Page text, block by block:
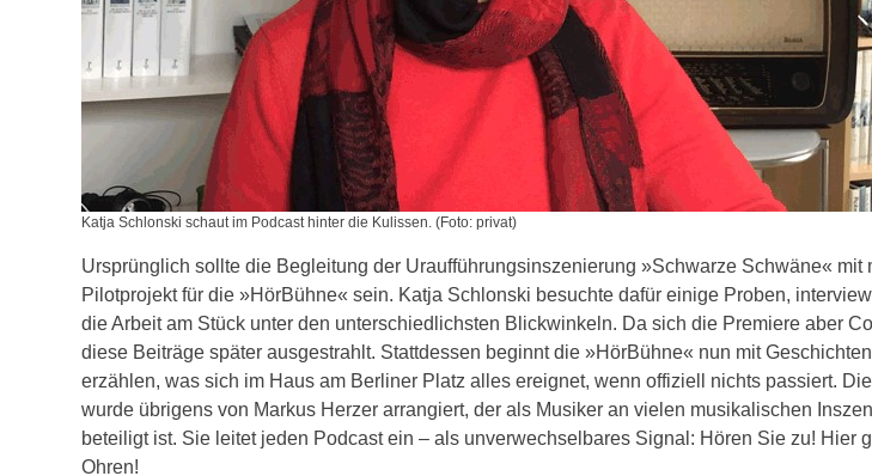
Katja Schlonski schaut im Podcast hinter die Kulissen. (Foto: privat)
Ursprünglich sollte die Begleitung der Uraufführungsinszenierung »Schwarze Schwäne« mit
Pilotprojekt für die »HörBühne« sein. Katja Schlonski besuchte dafür einige Proben,
die Arbeit am Stück unter den unterschiedlichsten Blickwinkeln. Da sich die Premiere aber
diese Beiträge später ausgestrahlt. Stattdessen beginnt die »HörBühne« nun mit
erzählen, was sich im Haus am Berliner Platz alles ereignet, wenn offiziell nichts passiert.
wurde übrigens von Markus Herzer arrangiert, der als Musiker an vielen musikalischen
beteiligt ist. Sie leitet jeden Podcast ein – als unverwechselbares Signal: Hören Sie zu! Hier
Ohren!